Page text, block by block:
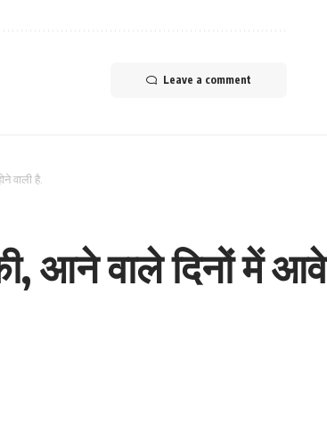
Leave a comment
वाली है.
आने वाले दिनों में